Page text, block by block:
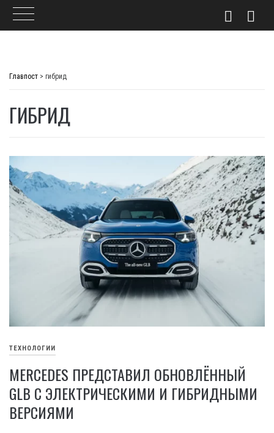
Главпост > гибрид
ГИБРИД
ТЕХНОЛОГИИ
MERCEDES ПРЕДСТАВИЛ ОБНОВЛЁННЫЙ
GLB С ЭЛЕКТРИЧЕСКИМИ И ГИБРИДНЫМИ
ВЕРСИЯМИ